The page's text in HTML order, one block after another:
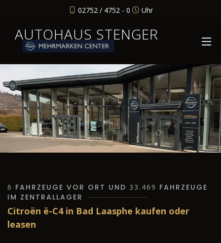
02752 / 4752 - 0 Uhr
AUTOHAUS STENGER
6 FAHRZEUGE VOR ORT UND 33.469 FAHRZEUGE
IM ZENTRALLAGER
Citroën ë-C4 in Bad Laasphe kaufen oder
leasen